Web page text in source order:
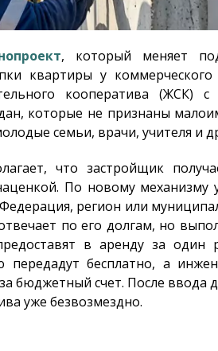
, который меняет
квартиры у
кооператива (ЖСК) с
которые не признаны
семьи, врачи, учителя и
что застройщик
По новому механизму
регион или
по его долгам, но
в аренду за один
передадут бесплатно, а
бюджетный счет. После ввода
уже безвозмездно.